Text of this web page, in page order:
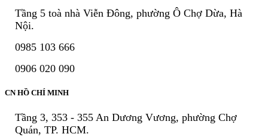
Tầng 5 toà nhà Viễn Đông, phường Ô Chợ Dừa, Hà
Nội.
0985 103 666
0906 020 090
CN HỒ CHÍ MINH
Tầng 3, 353 - 355 An Dương Vương, phường Chợ
Quán, TP. HCM.